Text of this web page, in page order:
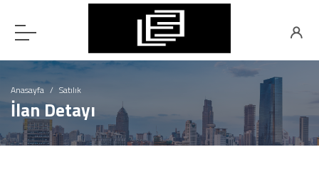
Anasayfa Satılık
İlan Detayı